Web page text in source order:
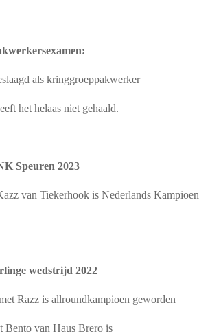
als kringgroeppakwerker
het helaas niet gehaald.
Speuren 2023
van Tiekerhook is Nederlands Kampioen
wedstrijd 2022
Razz is allroundkampioen geworden
Bento van Haus Brero is